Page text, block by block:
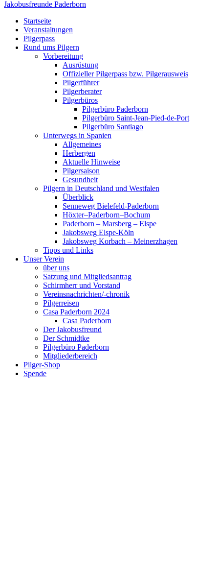
Zum Inhalt springen
Jakobusfreunde Paderborn
Startseite
Veranstaltungen
Pilgerpass
Rund ums Pilgern
Vorbereitung
Ausrüstung
Offizieller Pilgerpass bzw. Pilgerausweis
Pilgerführer
Pilgerberater
Pilgerbüros
Pilgerbüro Paderborn
Pilgerbüro Saint-Jean-Pied-de-Port
Pilgerbüro Santiago
Unterwegs in Spanien
Allgemeines
Herbergen
Aktuelle Hinweise
Pilgersaison
Gesundheit
Pilgern in Deutschland und Westfalen
Überblick
Senneweg Bielefeld-Paderborn
Höxter–Paderborn–Bochum
Paderborn – Marsberg – Elspe
Jakobsweg Elspe-Köln
Jakobsweg Korbach – Meinerzhagen
Tipps und Links
Unser Verein
über uns
Satzung und Mitgliedsantrag
Schirmherr und Vorstand
Vereinsnachrichten/-chronik
Pilgerreisen
Casa Paderborn 2024
Casa Paderborn
Der Jakobusfreund
Der Schmidtke
Pilgerbüro Paderborn
Mitgliederbereich
Pilger-Shop
Spende
Veranstaltungen
10 Veranstaltungen gefunden.